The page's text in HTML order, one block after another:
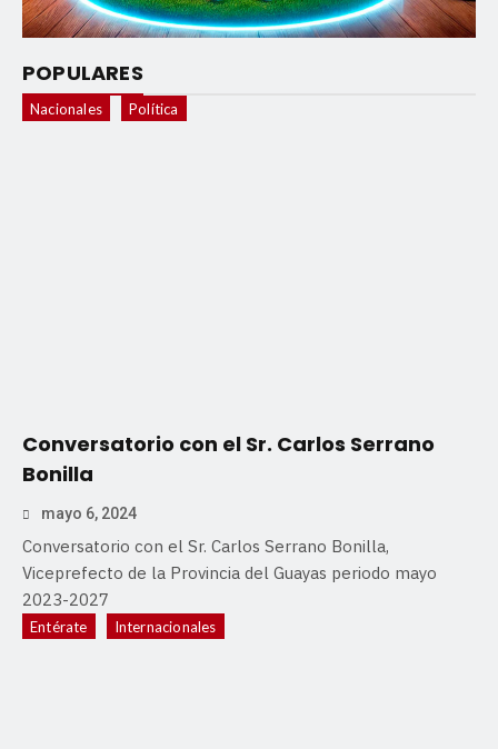
POPULARES
Nacionales Política
Conversatorio con el Sr. Carlos Serrano
Bonilla
mayo 6, 2024
Conversatorio con el Sr. Carlos Serrano Bonilla,
Viceprefecto de la Provincia del Guayas periodo mayo
2023-2027
Entérate Internacionales